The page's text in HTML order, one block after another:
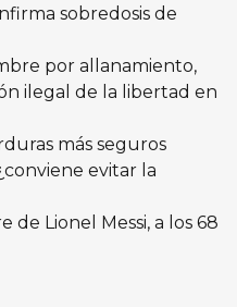
sobredosis de
por allanamiento,
ilegal de la libertad en
más seguros
evitar la
de Lionel Messi, a los 68